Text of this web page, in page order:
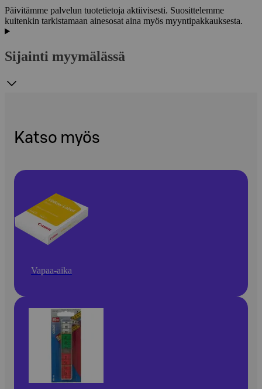
Päivitämme palvelun tuotetietoja aktiivisesti. Suosittelemme
kuitenkin tarkistamaan ainesosat aina myös myyntipakkauksesta.
Sijainti myymälässä
Katso myös
Vapaa-aika